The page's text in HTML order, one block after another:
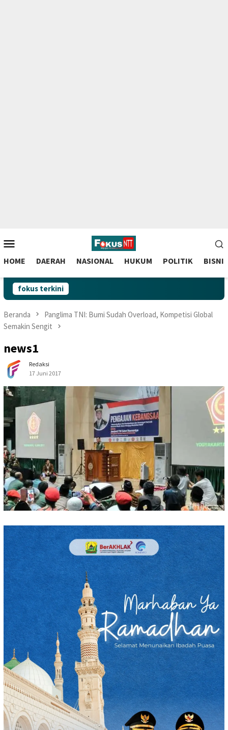
to
contentMobile
HOME DAERAH NASIONAL HUKUM POLITIK BISNIS
fokus terkini
Beranda
Panglima TNI: Bumi Sudah Overload, Kompetisi Global
Semakin Sengit
news1
Redaksi
17 Juni 2017